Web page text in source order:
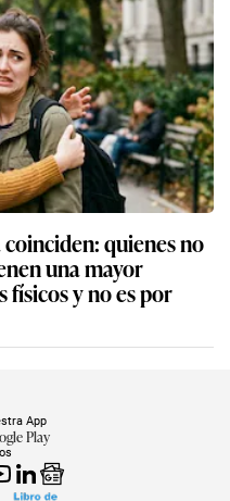
quienes no
una mayor
físicos y no es por
App
Play